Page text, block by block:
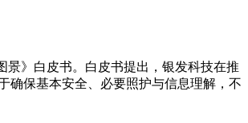
景》白皮书。白皮书提出，银发科技在推
确保基本安全、必要照护与信息理解，不